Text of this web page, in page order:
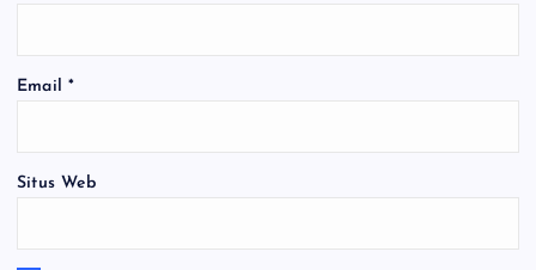
Email *
Situs Web